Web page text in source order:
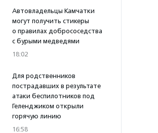
Автовладельцы Камчатки
могут получить стикеры
о правилах добрососедства
с бурыми медведями
18:02
Для родственников
пострадавших в результате
атаки беспилотников под
Геленджиком открыли
горячую линию
16:58